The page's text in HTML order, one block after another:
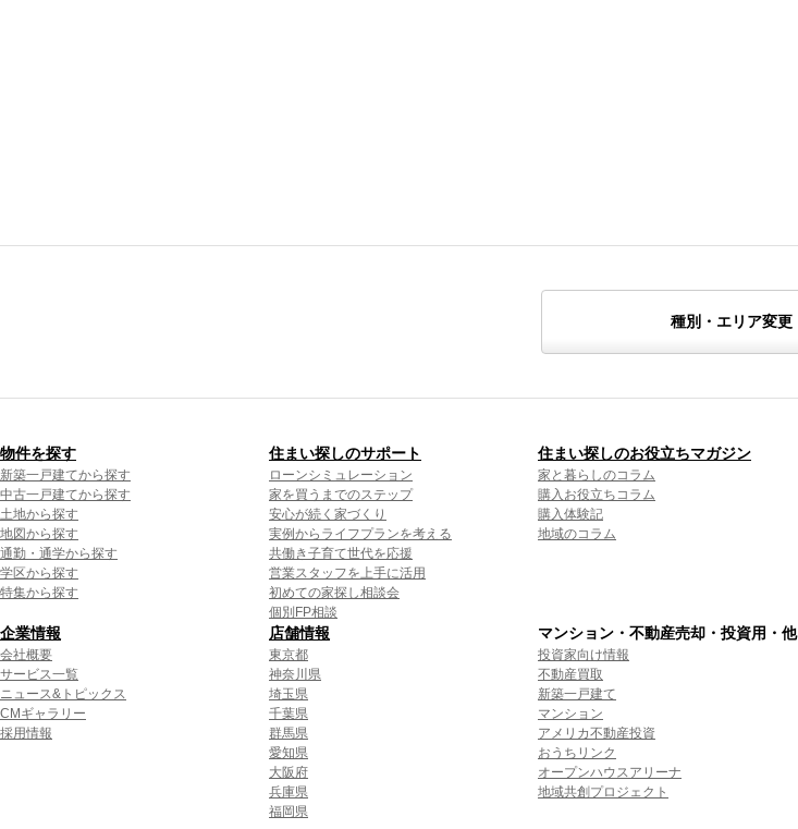
種別・エリア変更
物件を探す
新築一戸建てから探す
中古一戸建てから探す
土地から探す
地図から探す
通勤・通学から探す
学区から探す
特集から探す
住まい探しのサポート
ローンシミュレーション
家を買うまでのステップ
安心が続く家づくり
実例からライフプランを考える
共働き子育て世代を応援
営業スタッフを上手に活用
初めての家探し相談会
個別FP相談
住まい探しのお役立ちマガジン
家と暮らしのコラム
購入お役立ちコラム
購入体験記
地域のコラム
企業情報
会社概要
サービス一覧
ニュース&トピックス
CMギャラリー
採用情報
店舗情報
東京都
神奈川県
埼玉県
千葉県
群馬県
愛知県
大阪府
兵庫県
福岡県
マンション・不動産売却・投資用・他
投資家向け情報
不動産買取
新築一戸建て
マンション
アメリカ不動産投資
おうちリンク
オープンハウスアリーナ
地域共創プロジェクト